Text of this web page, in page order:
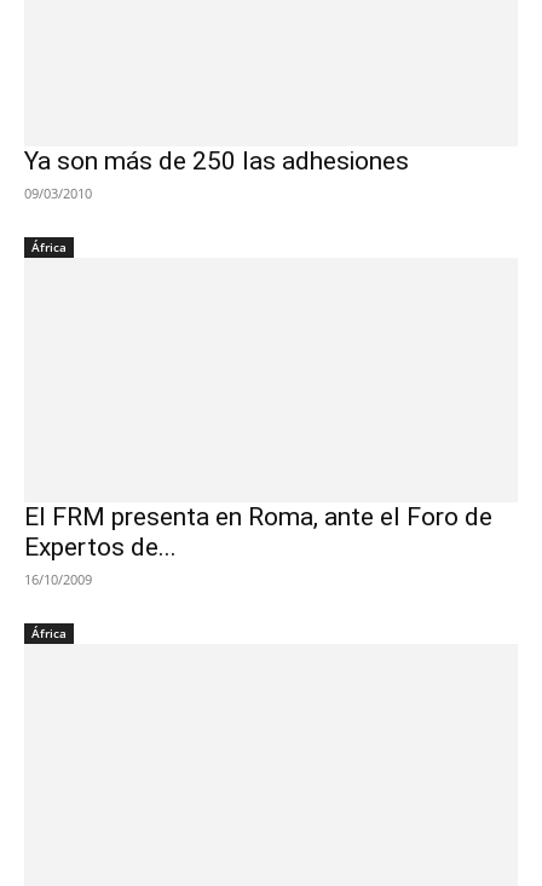
Ya son más de 250 las adhesiones
09/03/2010
África
El FRM presenta en Roma, ante el Foro de
Expertos de...
16/10/2009
África